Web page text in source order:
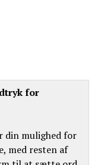
for
din mulighed for
med resten af